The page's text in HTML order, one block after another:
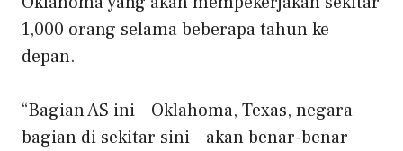
1,000 orang selama beberapa tahun ke
depan.
“Bagian AS ini – Oklahoma, Texas, ⁠negara
bagian di sekitar sini – akan benar-benar